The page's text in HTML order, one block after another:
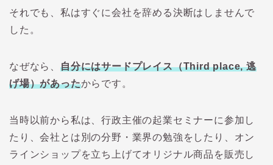
それでも、私はすぐに会社を辞める決断はしませんで
した。
なぜなら、 自分にはサードプレイス（Third place, 逃
げ場）があったからです。
当時以前から私は、行政主催の起業セミナーに参加し
たり、会社とは別の分野・業界の勉強をしたり、オン
ラインショップを立ち上げてオリジナル商品を販売し